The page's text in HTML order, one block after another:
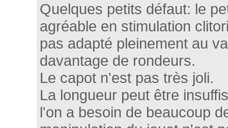
Quelques petits défaut: le
agréable en stimulation
pas adapté pleinement au
davantage de rondeurs.
Le capot n'est pas très joli.
La longueur peut être
l'on a besoin de beaucoup